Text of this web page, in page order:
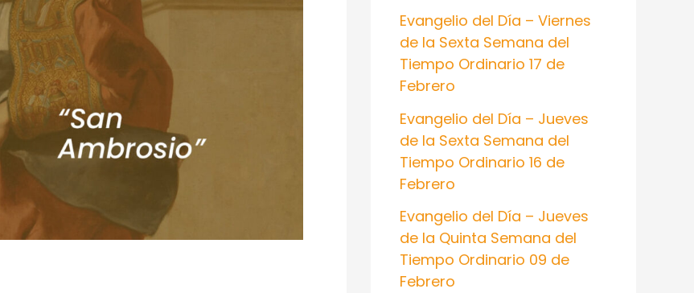
:Evangelio del Día – Viernes
de la Sexta Semana del
Tiempo Ordinario 17 de
Febrero
Evangelio del Día – Jueves
de la Sexta Semana del
Tiempo Ordinario 16 de
Febrero
Evangelio del Día – Jueves
de la Quinta Semana del
Tiempo Ordinario 09 de
Febrero